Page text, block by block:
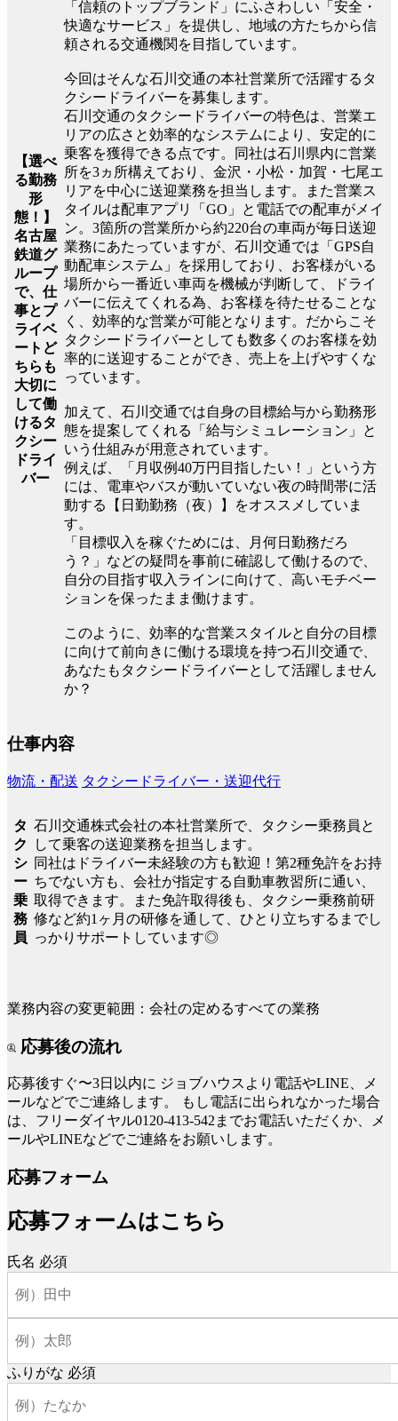
【選べ
る勤務
形
態！】
名古屋
鉄道グ
ループ
で、仕
事とプ
ライベ
ートど
ちらも
大切に
して働
けるタ
クシー
ドライ
バー
「信頼のトップブランド」にふさわしい「安全・
快適なサービス」を提供し、地域の方たちから信
頼される交通機関を目指しています。
今回はそんな石川交通の本社営業所で活躍するタ
クシードライバーを募集します。
石川交通のタクシードライバーの特色は、営業エ
リアの広さと効率的なシステムにより、安定的に
乗客を獲得できる点です。同社は石川県内に営業
所を3ヵ所構えており、金沢・小松・加賀・七尾エ
リアを中心に送迎業務を担当します。また営業ス
タイルは配車アプリ「GO」と電話での配車がメイ
ン。3箇所の営業所から約220台の車両が毎日送迎
業務にあたっていますが、石川交通では「GPS自
動配車システム」を採用しており、お客様がいる
場所から一番近い車両を機械が判断して、ドライ
バーに伝えてくれる為、お客様を待たせることな
く、効率的な営業が可能となります。だからこそ
タクシードライバーとしても数多くのお客様を効
率的に送迎することができ、売上を上げやすくな
っています。
加えて、石川交通では自身の目標給与から勤務形
態を提案してくれる「給与シミュレーション」と
いう仕組みが用意されています。
例えば、「月収例40万円目指したい！」という方
には、電車やバスが動いていない夜の時間帯に活
動する【日勤勤務（夜）】をオススメしていま
す。
「目標収入を稼ぐためには、月何日勤務だろ
う？」などの疑問を事前に確認して働けるので、
自分の目指す収入ラインに向けて、高いモチベー
ションを保ったまま働けます。
このように、効率的な営業スタイルと自分の目標
に向けて前向きに働ける環境を持つ石川交通で、
あなたもタクシードライバーとして活躍しません
か？
仕事内容
物流・配送 タクシードライバー・送迎代行
タ
ク
シ
ー
乗
務
員
石川交通株式会社の本社営業所で、タクシー乗務員と
して乗客の送迎業務を担当します。
同社はドライバー未経験の方も歓迎！第2種免許をお持
ちでない方も、会社が指定する自動車教習所に通い、
取得できます。また免許取得後も、タクシー乗務前研
修など約1ヶ月の研修を通して、ひとり立ちするまでし
っかりサポートしています◎
業務内容の変更範囲：会社の定めるすべての業務
応募後の流れ
応募後すぐ〜3日以内に ジョブハウスより電話やLINE、メ
ールなどでご連絡します。
もし電話に出られなかった場合
は、フリーダイヤル0120-413-542までお電話いただくか、メ
ールやLINEなどでご連絡をお願いします。
応募フォーム
応募フォームはこちら
氏名 必須
ふりがな 必須